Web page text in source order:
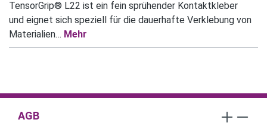
TensorGrip® L22 ist ein fein sprühender Kontaktkleber
und eignet sich speziell für die dauerhafte Verklebung von
Materialien… Mehr
AGB